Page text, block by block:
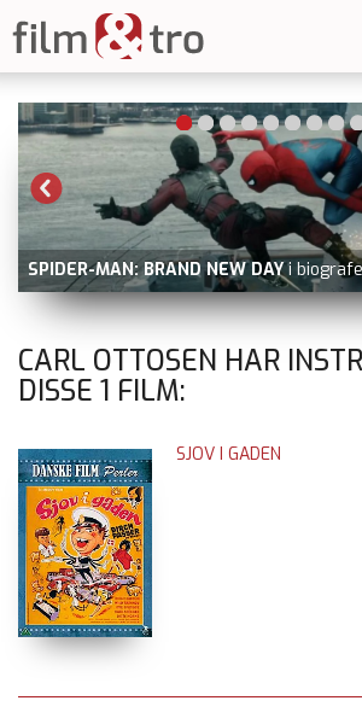
SPIDER-MAN: BRAND NEW DAY i
CARL OTTOSEN HAR
DISSE 1 FILM:
SJOV I GADEN